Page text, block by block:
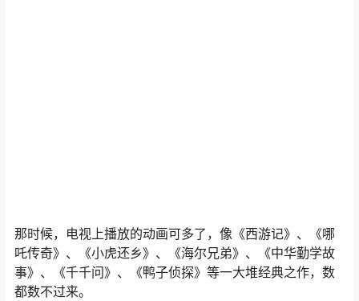
那时候，电视上播放的动画可多了，像《西游记》、《哪
吒传奇》、《小虎还乡》、《海尔兄弟》、《中华勤学故
事》、《千千问》、《鸭子侦探》等一大堆经典之作，数
都数不过来。